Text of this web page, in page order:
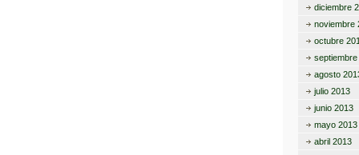
diciembre
noviembre
octubre
septiembre
agosto
julio 2013
junio 2013
mayo 2013
abril 2013